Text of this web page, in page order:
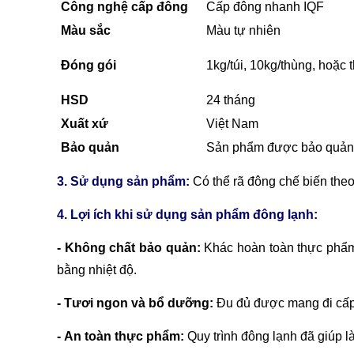
Công nghệ cấp đông
Cấp đông nhanh IQF
Màu sắc
Màu tự nhiên
Đóng gói 1kg/túi, 10kg/thùng, hoặc
HSD
24 tháng
Xuất xứ
Việt Nam
Bảo quản
Sản phẩm được bảo
3. Sử dụng sản phẩm: Có thể rã đông chế biến
4. Lợi ích khi sử dụng sản phẩm đông lạnh:
- Không chất bảo quản: Khác hoàn toàn thực
bằng nhiệt độ.
- Tươi ngon và bổ dưỡng: Đu đủ được mang đi
- An toàn thực phẩm: Quy trình đông lạnh đã giúp